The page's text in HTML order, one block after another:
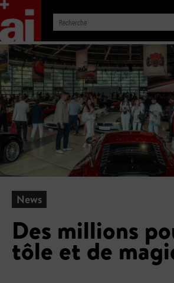
News
Des millions
tôle et de